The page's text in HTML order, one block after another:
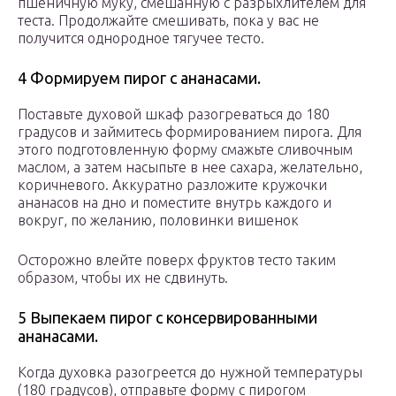
теста. Продолжайте смешивать, пока у вас не
получится однородное тягучее тесто.
4 Формируем пирог с ананасами.
Поставьте духовой шкаф разогреваться до 180
градусов и займитесь формированием пирога. Для
этого подготовленную форму смажьте сливочным
маслом, а затем насыпьте в нее сахара, желательно,
коричневого. Аккуратно разложите кружочки
ананасов на дно и поместите внутрь каждого и
вокруг, по желанию, половинки вишенок
Осторожно влейте поверх фруктов тесто таким
образом, чтобы их не сдвинуть.
5 Выпекаем пирог с консервированными
ананасами.
Когда духовка разогреется до нужной температуры
(180 градусов), отправьте форму с пирогом